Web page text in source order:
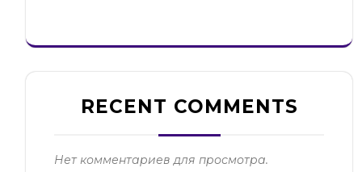
RECENT COMMENTS
Нет комментариев для просмотра.